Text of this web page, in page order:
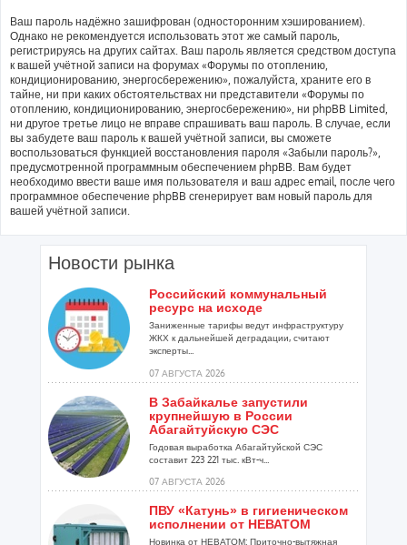
Ваш пароль надёжно зашифрован (односторонним хэшированием).
Однако не рекомендуется использовать этот же самый пароль,
регистрируясь на других сайтах. Ваш пароль является средством доступа
к вашей учётной записи на форумах «Форумы по отоплению,
кондиционированию, энергосбережению», пожалуйста, храните его в
тайне, ни при каких обстоятельствах ни представители «Форумы по
отоплению, кондиционированию, энергосбережению», ни phpBB Limited,
ни другое третье лицо не вправе спрашивать ваш пароль. В случае, если
вы забудете ваш пароль к вашей учётной записи, вы сможете
воспользоваться функцией восстановления пароля «Забыли пароль?»,
предусмотренной программным обеспечением phpBB. Вам будет
необходимо ввести ваше имя пользователя и ваш адрес email, после чего
программное обеспечение phpBB сгенерирует вам новый пароль для
вашей учётной записи.
Новости рынка
Российский коммунальный
ресурс на исходе
Заниженные тарифы ведут инфраструктуру
ЖКХ к дальнейшей деградации, считают
эксперты...
07 АВГУСТА 2026
В Забайкалье запустили
крупнейшую в России
Абагайтуйскую СЭС
Годовая выработка Абагайтуйской СЭС
составит 223 221 тыс. кВт-ч...
07 АВГУСТА 2026
ПВУ «Катунь» в гигиеническом
исполнении от НЕВАТОМ
Новинка от НЕВАТОМ: Приточно-вытяжная